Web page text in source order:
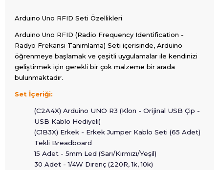
Arduino Uno RFID Seti Özellikleri
Arduino Uno RFID (Radio Frequency Identification -
Radyo Frekansı Tanımlama) Seti içerisinde, Arduino
öğrenmeye başlamak ve çeşitli uygulamalar ile kendinizi
geliştirmek için gerekli bir çok malzeme bir arada
bulunmaktadır.
Set İçeriği:
(C2A4X) Arduino UNO R3 (Klon - Orijinal USB Çip -
USB Kablo Hediyeli)
(C1B3X) Erkek - Erkek Jumper Kablo Seti (65 Adet)
Tekli Breadboard
15 Adet - 5mm Led (Sarı/Kırmızı/Yeşil)
30 Adet - 1/4W Direnç (220R, 1k, 10k)